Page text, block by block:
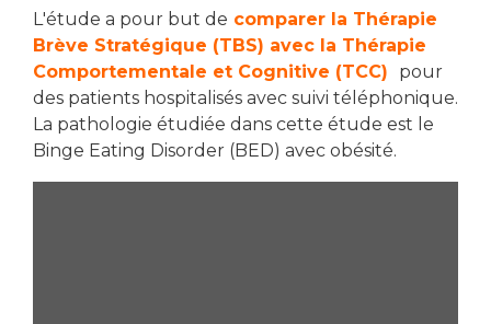
L'étude a pour but de comparer la Thérapie
Brève Stratégique (TBS) avec la Thérapie
Comportementale et Cognitive (TCC)
pour
des patients hospitalisés avec suivi téléphonique.
La pathologie étudiée dans cette étude est le
Binge Eating Disorder (BED) avec obésité.